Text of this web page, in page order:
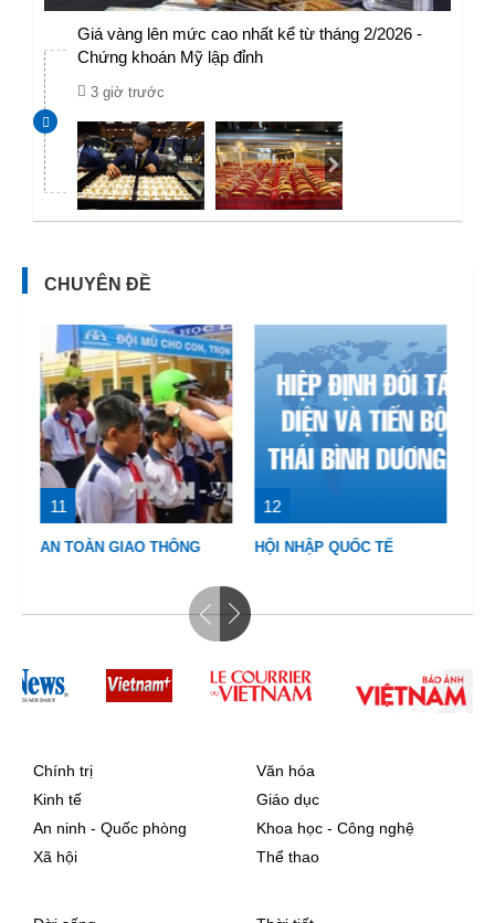
Giá vàng lên mức cao nhất kể từ tháng 2/2026 -
Chứng khoán Mỹ lập đỉnh
3 giờ trước
CHUYÊN ĐỀ
12
HỘI NHẬP QUỐC TẾ
13
VIỆT NAM HẠNH PHÚC
Chính trị
Kinh tế
An ninh - Quốc phòng
Xã hội
Văn hóa
Giáo dục
Khoa học - Công nghệ
Thể thao